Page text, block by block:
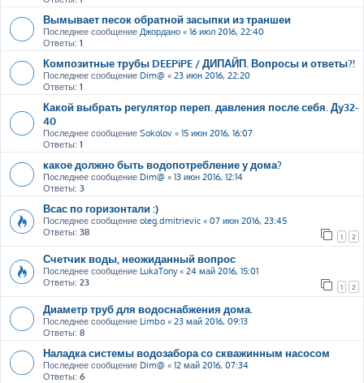
Вымывает песок обратной засыпки из траншеи
Последнее сообщение Джордано « 16 июл 2016, 22:40
Ответы: 1
Композитные трубы DEEPiPE / ДИПАЙП. Вопросы и ответы?!
Последнее сообщение Dim@ « 23 июн 2016, 22:20
Ответы: 1
Какой выбрать регулятор переп. давления после себя. Ду32-
40
Последнее сообщение Sokolov « 15 июн 2016, 16:07
Ответы: 1
какое должно быть водопотребление у дома?
Последнее сообщение Dim@ « 13 июн 2016, 12:14
Ответы: 3
Всас по горизонтали :)
Последнее сообщение oleg.dmitrievic « 07 июн 2016, 23:45
Ответы: 38 1 2
Счетчик воды, неожиданный вопрос
Последнее сообщение LukaTony« 24 май 2016, 15:01
Ответы: 23 1 2
Диаметр труб для водоснабжения дома.
Последнее сообщение Limbo « 23 май 2016, 09:13
Ответы: 8
Наладка системы водозабора со скважинным насосом
Последнее сообщение Dim@ « 12 май 2016, 07:34
Ответы: 6